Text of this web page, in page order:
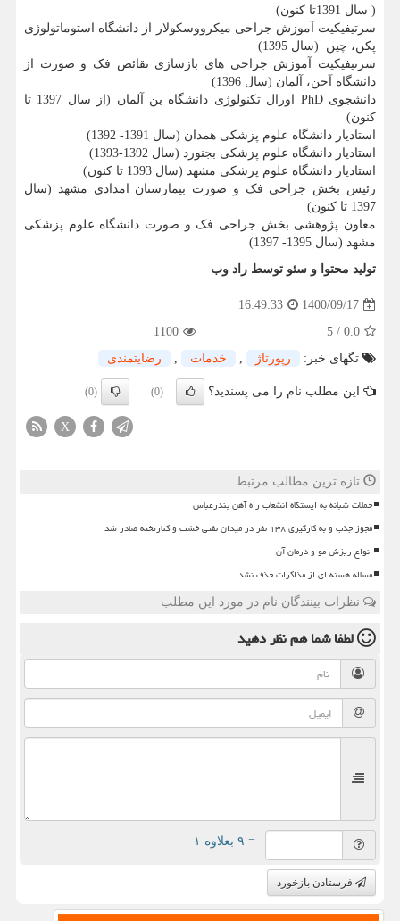
( سال 1391تا کنون)
سرتیفیکیت آموزش جراحی میکرووسکولار از دانشگاه استوماتولوژی
پکن، چین (سال 1395)
سرتیفیکیت آموزش جراحی های بازسازی نقائص فک و صورت از
دانشگاه آخن، آلمان (سال 1396)
دانشجوی PhD
اورال تکنولوژی دانشگاه بن آلمان (از سال 1397 تا
کنون)
استادیار دانشگاه علوم پزشکی همدان (سال 1391- 1392)
استادیار دانشگاه علوم پزشکی بجنورد (سال 1392-1393)
استادیار دانشگاه علوم پزشکی مشهد (سال 1393 تا کنون)
رئیس بخش جراحی فک و صورت بیمارستان امدادی مشهد (سال
1397 تا کنون)
معاون پژوهشی بخش جراحی فک و صورت دانشگاه علوم پزشکی
مشهد (سال 1395- 1397)
تولید محتوا و سئو توسط راد وب
1400/09/17
16:49:33
0.0
/
5
1100
تگهای خبر:
رپورتاژ , خدمات , رضایتمندی
این مطلب نام را می پسندید؟ (0)
(0)
X
تازه ترین مطالب مرتبط
حملات شبانه به ایستگاه انشعاب راه آهن بندرعباس
مجوز جذب و به کارگیری ۱۳۸ نفر در میدان نفتی خشت و کنارتخته صادر شد
انواع ریزش مو و درمان آن
مساله هسته ای از مذاکرات حذف نشد
نظرات بینندگان نام در مورد این مطلب
لطفا شما همنظر دهید
= ۹ بعلاوه ۱
فرستادن بازخورد